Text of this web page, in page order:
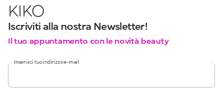
KIKO
Iscriviti alla nostra Newsletter!
Il tuo appuntamento con le novità beauty
Inserisci tuo indirizzo e-mail